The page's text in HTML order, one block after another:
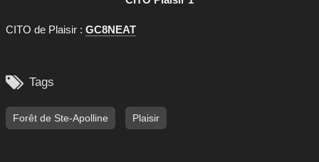
CITO de Plaisir : GC8NEAT
 Tags
Forêt de Ste-Apolline Plaisir